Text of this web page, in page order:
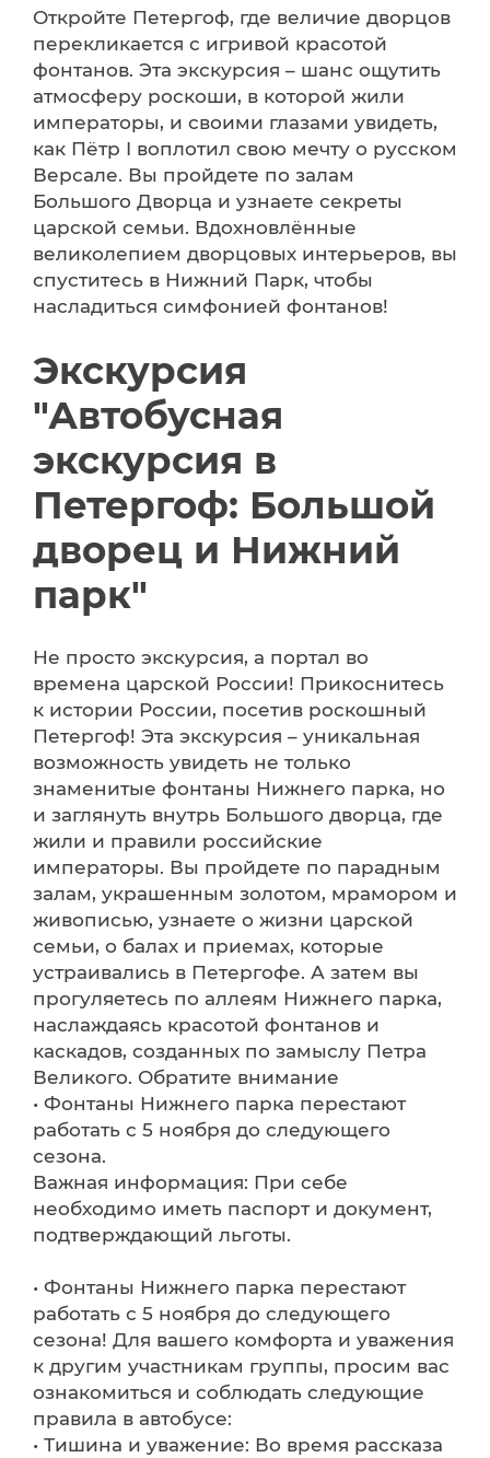
Откройте Петергоф, где величие дворцов
перекликается с игривой красотой
фонтанов. Эта экскурсия – шанс ощутить
атмосферу роскоши, в которой жили
императоры, и своими глазами увидеть,
как Пётр I воплотил свою мечту о русском
Версале. Вы пройдете по залам
Большого Дворца и узнаете секреты
царской семьи. Вдохновлённые
великолепием дворцовых интерьеров, вы
спуститесь в Нижний Парк, чтобы
насладиться симфонией фонтанов!
Экскурсия
"Автобусная
экскурсия в
Петергоф: Большой
дворец и Нижний
парк"
Не просто экскурсия, а портал во
времена царской России! Прикоснитесь
к истории России, посетив роскошный
Петергоф! Эта экскурсия – уникальная
возможность увидеть не только
знаменитые фонтаны Нижнего парка, но
и заглянуть внутрь Большого дворца, где
жили и правили российские
императоры. Вы пройдете по парадным
залам, украшенным золотом, мрамором и
живописью, узнаете о жизни царской
семьи, о балах и приемах, которые
устраивались в Петергофе. А затем вы
прогуляетесь по аллеям Нижнего парка,
наслаждаясь красотой фонтанов и
каскадов, созданных по замыслу Петра
Великого. Обратите внимание
• Фонтаны Нижнего парка перестают
работать с 5 ноября до следующего
сезона.
Важная информация: При себе
необходимо иметь паспорт и документ,
подтверждающий льготы.
• Фонтаны Нижнего парка перестают
работать с 5 ноября до следующего
сезона! Для вашего комфорта и уважения
к другим участникам группы, просим вас
ознакомиться и соблюдать следующие
правила в автобусе:
• Тишина и уважение: Во время рассказа